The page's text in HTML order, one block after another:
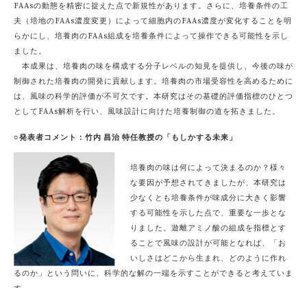
FAAsの動態を精密に捉えた点で新規性があります。さらに、培養条件の工
夫（培地のFAAs濃度変更）によって細胞内のFAAs濃度が変化することを明
らかにし、培養肉のFAAs組成を培養条件によって操作できる可能性を示し
ました。
本成果は、培養肉の味を構成する分子レベルの知見を提供し、今後の味が
制御された培養肉の開発に貢献します。培養肉の市場受容性を高めるために
は、風味の科学的評価が不可欠です。本研究はその基礎的評価指標のひとつ
としてFAAs解析を行い、風味設計に向けた培養制御の道を拓きました。
○発表者コメント：竹内 昌治 特任教授の「もしかする未来」
培養肉の味は何によって決まるのか？様々
な要因が予想されてきましたが、本研究は
少なくとも培養条件が味成分に大きく影響
する可能性を示した点で、重要な一歩とな
りました。遊離アミノ酸の組成を指標とす
ることで風味の設計が可能となれば、「お
いしさはどこから生まれ、どのように作れ
るのか」という問いに、科学的な解の一端を示すことができると考えていま